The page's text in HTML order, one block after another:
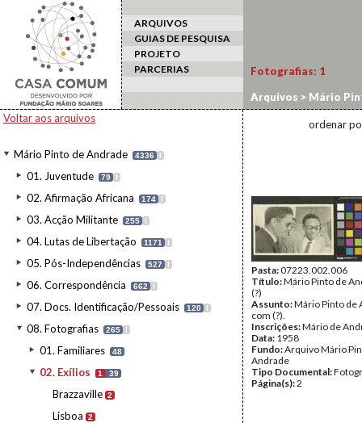
ARQUIVOS
GUIAS DE PESQUISA
PROJETO
PARCERIAS
Voltar aos arquivos
Mário Pinto de Andrade 4336 I
01. Juventude 79 I
02. Afirmação Africana 174 I
03. Acção Militante 255 I
04. Lutas de Libertação 1171 I
05. Pós-Independências 527 I
06. Correspondência 662 I
07. Docs. Identificação/Pessoais 120 I
08. Fotografias 265 I
01. Familiares 48
02. Exílios 1 39
Brazzaville 2
Lisboa 2
Fotografias: 1
Arquivos > Mário
ordenar
Pasta:07223.002.006
Título:Mário Pinto de
(?)
Assunto:Mário Pinto de
com (?).
Inscrições:Mário de
Data: 1958
Fundo:Arquivo Mário
Andrade
Tipo Documental:
Página(s):2